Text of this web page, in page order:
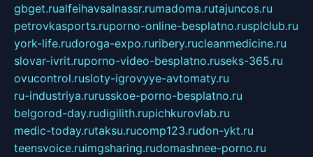
gbget.rualfeihavsalnassr.rumadoma.rutajuncos.ru
petrovkasports.ruporno-online-besplatno.rusplclub.ru
york-life.rudoroga-expo.ruribery.rucleanmedicine.ru
slovar-ivrit.ruporno-video-besplatno.ruseks-365.ru
ovucontrol.rusloty-igrovyye-avtomaty.ru
ru-industriya.rurusskoe-porno-besplatno.ru
belgorod-day.rudigilith.rupichkurovlab.ru
medic-today.rutaksu.rucomp123.rudon-ykt.ru
teensvoice.ruimgsharing.rudomashnee-porno.ru